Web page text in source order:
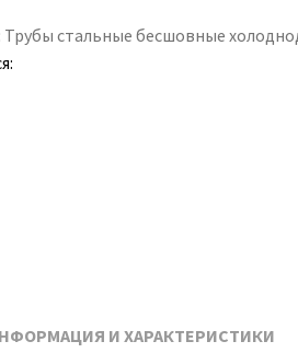
Трубы стальные бесшовные
И ХАРАКТЕРИСТИКИ